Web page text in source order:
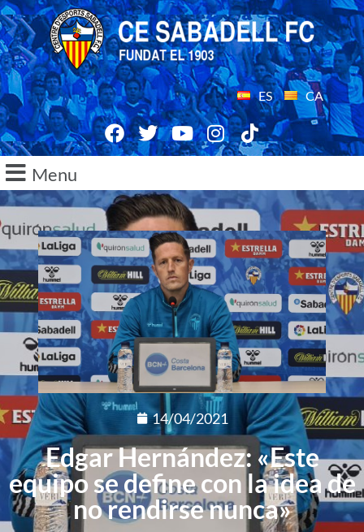
ES CA
Menu
14/04/2021
Edgar Hernández: «Este
equipo se define con la idea de
no rendirse nunca»